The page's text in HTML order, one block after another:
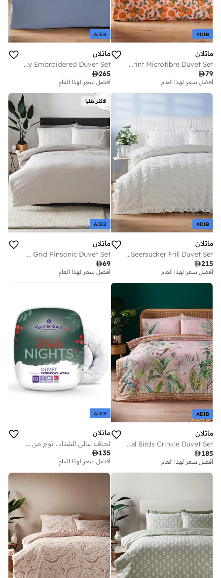
ADIB
ماتلان
Orange Print Microfibre Duvet Set
79
أفضل سعر لهذا العام
ADIB
ماتلان
Blue Chambray Embroidered Duvet Set
265
أفضل سعر لهذا العام
توصيل مجاني
توصيل مجاني
ADIB
ماتلان
White Seersucker Frill Duvet Set
215
أفضل سعر لهذا العام
توصيل مجاني
توصيل مجاني
الأكثر طلبا
ADIB
ماتلان
Grey Grid Pinsonic Duvet Set
69
أفضل سعر لهذا العام
ADIB
ماتلان
Tropical Birds Crinkle Duvet Set
185
أفضل سعر لهذا العام
توصيل مجاني
توصيل مجاني
ADIB
ماتلان
لحاف ليالي الشتاء . توج من سنبر داون
135
أفضل سعر لهذا العام